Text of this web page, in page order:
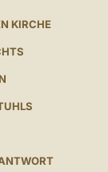
KIRCHE